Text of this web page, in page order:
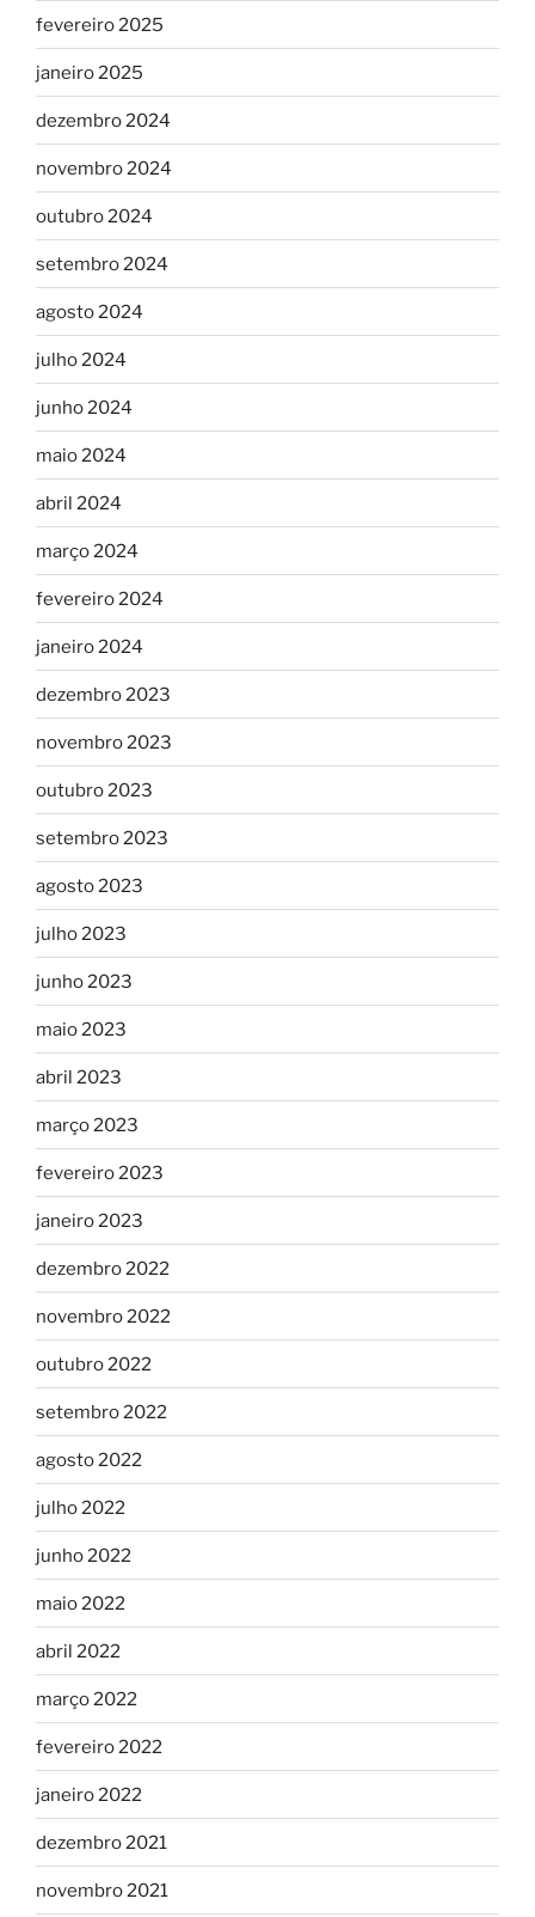
fevereiro 2025
janeiro 2025
dezembro 2024
novembro 2024
outubro 2024
setembro 2024
agosto 2024
julho 2024
junho 2024
maio 2024
abril 2024
março 2024
fevereiro 2024
janeiro 2024
dezembro 2023
novembro 2023
outubro 2023
setembro 2023
agosto 2023
julho 2023
junho 2023
maio 2023
abril 2023
março 2023
fevereiro 2023
janeiro 2023
dezembro 2022
novembro 2022
outubro 2022
setembro 2022
agosto 2022
julho 2022
junho 2022
maio 2022
abril 2022
março 2022
fevereiro 2022
janeiro 2022
dezembro 2021
novembro 2021